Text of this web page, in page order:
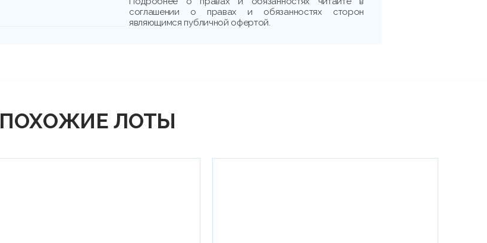
соглашении о правах и обязанностях сторон
являющимся публичной офертой.
ПОХОЖИЕ ЛОТЫ